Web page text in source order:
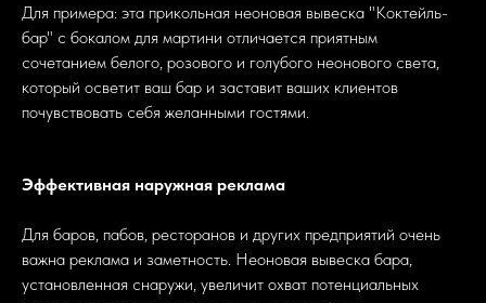
Для примера: эта прикольная неоновая вывеска "Коктейль-
бар" с бокалом для мартини отличается приятным
сочетанием белого, розового и голубого неонового света,
который осветит ваш бар и заставит ваших клиентов
почувствовать себя желанными гостями.
Эффективная наружная реклама
Для баров, пабов, ресторанов и других предприятий очень
важна реклама и заметность. Неоновая вывеска бара,
установленная снаружи, увеличит охват потенциальных